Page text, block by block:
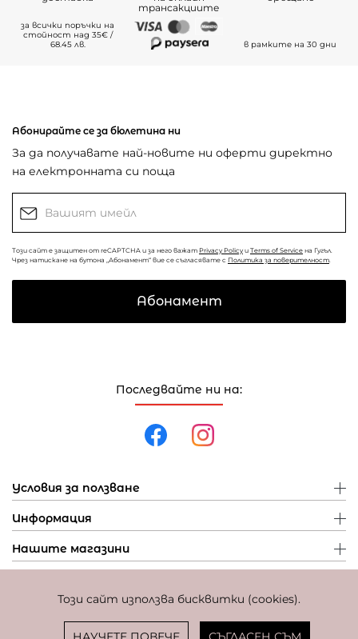
Този сайт използва бисквитки (cookies).
за всички поръчки на
стойност над 35€ /
68.45 лв.
трансакциите
в рамките на 30 дни
Последвайте ни на:
Условия за ползване
Информация
Нашите магазини
Абонирайте се за бюлетина ни
За да получавате най-новите ни оферти директно
на електронната си поща
Този сайт е защитен от reCAPTCHA и за него важат Privacy Policy и Terms of Service на Гугъл.
Чрез натискане на бутона „Абонамент“ вие се съгласявате с Политика за поверителност
Абонамент
Фиксиран курс за превалутиране: 1 EUR = 1,95583 BGN